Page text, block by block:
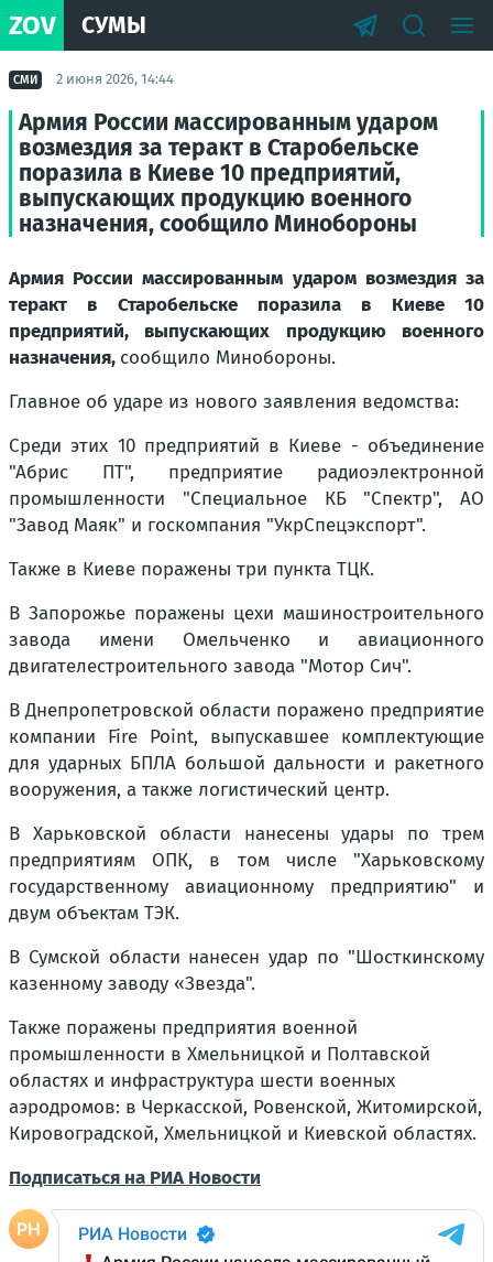
ZOV СУМЫ
СМИ 2 июня 2026, 14:44
Армия России массированным ударом
возмездия за теракт в Старобельске
поразила в Киеве 10 предприятий,
выпускающих продукцию военного
назначения, сообщило Минобороны
Армия России массированным ударом возмездия за
теракт в Старобельске поразила в Киеве 10
предприятий, выпускающих продукцию военного
назначения, сообщило Минобороны.
Главное об ударе из нового заявления ведомства:
Среди этих 10 предприятий в Киеве - объединение
"Абрис ПТ", предприятие радиоэлектронной
промышленности "Специальное КБ "Спектр", АО
"Завод Маяк" и госкомпания "УкрСпецэкспорт".
Также в Киеве поражены три пункта ТЦК.
В Запорожье поражены цехи машиностроительного
завода имени Омельченко и авиационного
двигателестроительного завода "Мотор Сич".
В Днепропетровской области поражено предприятие
компании Fire Point, выпускавшее комплектующие
для ударных БПЛА большой дальности и ракетного
вооружения, а также логистический центр.
В Харьковской области нанесены удары по трем
предприятиям ОПК, в том числе "Харьковскому
государственному авиационному предприятию" и
двум объектам ТЭК.
В Сумской области нанесен удар по "Шосткинскому
казенному заводу «Звезда".
Также поражены предприятия военной
промышленности в Хмельницкой и Полтавской
областях и инфраструктура шести военных
аэродромов: в Черкасской, Ровенской, Житомирской,
Кировоградской, Хмельницкой и Киевской областях.
Подписаться на РИА Новости